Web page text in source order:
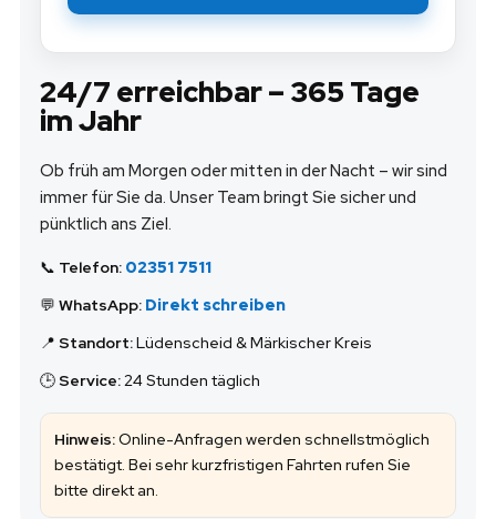
24/7 erreichbar – 365 Tage
im Jahr
Ob früh am Morgen oder mitten in der Nacht – wir sind
immer für Sie da. Unser Team bringt Sie sicher und
pünktlich ans Ziel.
📞 Telefon: 02351 7511
💬 WhatsApp: Direkt schreiben
📍 Standort:Lüdenscheid & Märkischer Kreis
🕒Service:24 Stunden täglich
Hinweis:Online-Anfragen werden schnellstmöglich
bestätigt. Bei sehr kurzfristigen Fahrten rufen Sie
bitte direkt an.